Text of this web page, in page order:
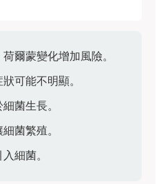
爾蒙變化增加風險。
可能不明顯。
菌生長。
菌繁殖。
細菌。